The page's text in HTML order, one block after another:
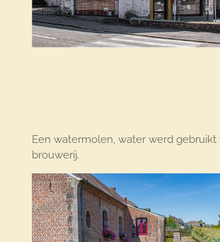
Een watermolen, water werd gebruikt
brouwerij.